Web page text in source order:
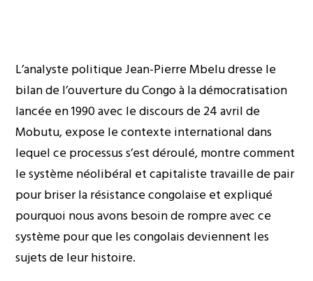
L’analyste politique Jean-Pierre Mbelu dresse le
bilan de l’ouverture du Congo à la démocratisation
lancée en 1990 avec le discours de 24 avril de
Mobutu, expose le contexte international dans
lequel ce processus s’est déroulé, montre comment
le système néolibéral et capitaliste travaille de pair
pour briser la résistance congolaise et expliqué
pourquoi nous avons besoin de rompre avec ce
système pour que les congolais deviennent les
sujets de leur histoire.